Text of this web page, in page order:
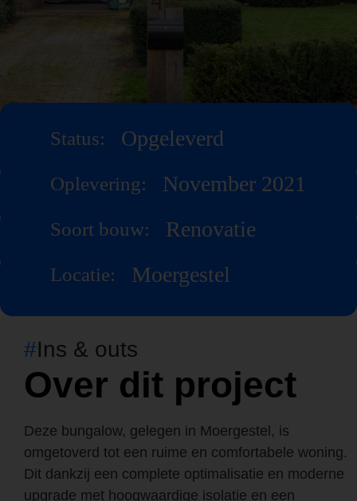
Status: Opgeleverd
Oplevering: November 2021
Soort bouw: Renovatie
Locatie: Moergestel
#Ins & outs
Over dit project
Deze bungalow, gelegen in Moergestel, is
omgetoverd tot een ruime en comfortabele woning.
Dit dankzij een complete optimalisatie en moderne
upgrade met hoogwaardige isolatie en een